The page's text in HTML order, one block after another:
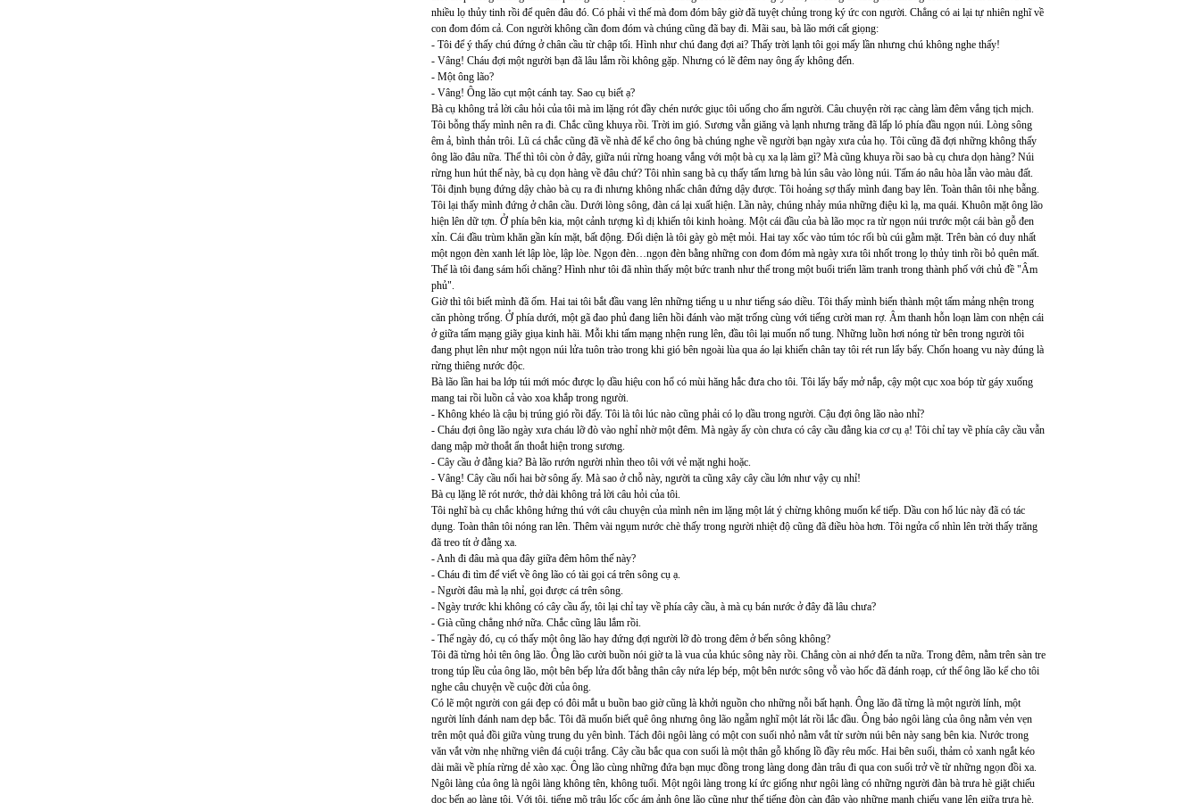
nhiều lọ thủy tinh rồi để quên đâu đó. Có phải vì thế mà đom đóm bây giờ đã tuyệt chủng trong ký ức con người. Chẳng có ai lại tự nhiên nghĩ về
con đom đóm cả. Con người không cần đom đóm và chúng cũng đã bay đi. Mãi sau, bà lão mới cất giọng:
- Tôi để ý thấy chú đứng ở chân cầu từ chập tối. Hình như chú đang đợi ai? Thấy trời lạnh tôi gọi mấy lần nhưng chú không nghe thấy!
- Vâng! Cháu đợi một người bạn đã lâu lắm rồi không gặp. Nhưng có lẽ đêm nay ông ấy không đến.
- Một ông lão?
- Vâng! Ông lão cụt một cánh tay. Sao cụ biết ạ?
Bà cụ không trả lời câu hỏi của tôi mà im lặng rót đầy chén nước giục tôi uống cho ấm người. Câu chuyện rời rạc càng làm đêm vắng tịch mịch.
Tôi bỗng thấy mình nên ra đi. Chắc cũng khuya rồi. Trời im gió. Sương vẫn giăng và lạnh nhưng trăng đã lấp ló phía đầu ngọn núi. Lòng sông
êm ả, bình thản trôi. Lũ cá chắc cũng đã về nhà để kể cho ông bà chúng nghe về người bạn ngày xưa của họ. Tôi cũng đã đợi những không thấy
ông lão đâu nữa. Thế thì tôi còn ở đây, giữa núi rừng hoang vắng với một bà cụ xa lạ làm gì? Mà cũng khuya rồi sao bà cụ chưa dọn hàng? Núi
rừng hun hút thế này, bà cụ dọn hàng về đâu chứ? Tôi nhìn sang bà cụ thấy tấm lưng bà lún sâu vào lòng núi. Tấm áo nâu hòa lẫn vào màu đất.
Tôi định bụng đứng dậy chào bà cụ ra đi nhưng không nhấc chân đứng dậy được. Tôi hoảng sợ thấy mình đang bay lên. Toàn thân tôi nhẹ bẫng.
Tôi lại thấy mình đứng ở chân cầu. Dưới lòng sông, đàn cá lại xuất hiện. Lần này, chúng nhảy múa những điệu kì lạ, ma quái. Khuôn mặt ông lão
hiện lên dữ tợn. Ở phía bên kia, một cảnh tượng kì dị khiến tôi kinh hoàng. Một cái đầu của bà lão mọc ra từ ngọn núi trước một cái bàn gỗ đen
xỉn. Cái đầu trùm khăn gần kín mặt, bất động. Đối diện là tôi gày gò mệt mỏi. Hai tay xốc vào túm tóc rối bù cúi gằm mặt. Trên bàn có duy nhất
một ngọn đèn xanh lét lập lòe, lập lòe. Ngọn đèn…ngọn đèn bằng những con đom đóm mà ngày xưa tôi nhốt trong lọ thủy tinh rồi bỏ quên mất.
Thế là tôi đang sám hối chăng? Hình như tôi đã nhìn thấy một bức tranh như thế trong một buổi triển lãm tranh trong thành phố với chủ đề "Âm
phủ".
Giờ thì tôi biết mình đã ốm. Hai tai tôi bắt đầu vang lên những tiếng u u như tiếng sáo diều. Tôi thấy mình biến thành một tấm mảng nhện trong
căn phòng trống. Ở phía dưới, một gã đao phủ đang liên hồi đánh vào mặt trống cùng với tiếng cười man rợ. Âm thanh hỗn loạn làm con nhện cái
ở giữa tấm mạng giãy giụa kinh hãi. Mỗi khi tấm mạng nhện rung lên, đầu tôi lại muốn nổ tung. Những luồn hơi nóng từ bên trong người tôi
đang phụt lên như một ngọn núi lửa tuôn trào trong khi gió bên ngoài lùa qua áo lại khiến chân tay tôi rét run lẩy bẩy. Chốn hoang vu này đúng là
rừng thiêng nước độc.
Bà lão lần hai ba lớp túi mới móc được lọ dầu hiệu con hổ có mùi hăng hắc đưa cho tôi. Tôi lẩy bẩy mở nắp, cậy một cục xoa bóp từ gáy xuống
mang tai rồi luồn cả vào xoa khắp trong người.
- Không khéo là cậu bị trúng gió rồi đấy. Tôi là tôi lúc nào cũng phải có lọ dầu trong người. Cậu đợi ông lão nào nhỉ?
- Cháu đợi ông lão ngày xưa cháu lỡ đò vào nghỉ nhờ một đêm. Mà ngày ấy còn chưa có cây cầu đằng kia cơ cụ ạ! Tôi chỉ tay về phía cây cầu vẫn
dang mập mờ thoắt ẩn thoắt hiện trong sương.
- Cây cầu ở đằng kia? Bà lão rướn người nhìn theo tôi với vẻ mặt nghi hoặc.
- Vâng! Cây cầu nối hai bờ sông ấy. Mà sao ở chỗ này, người ta cũng xây cây cầu lớn như vậy cụ nhỉ!
Bà cụ lặng lẽ rót nước, thở dài không trả lời câu hỏi của tôi.
Tôi nghĩ bà cụ chắc không hứng thú với câu chuyện của mình nên im lặng một lát ý chừng không muốn kể tiếp. Dầu con hổ lúc này đã có tác
dụng. Toàn thân tôi nóng ran lên. Thêm vài ngụm nước chè thấy trong người nhiệt độ cũng đã điều hòa hơn. Tôi ngửa cổ nhìn lên trời thấy trăng
đã treo tít ở đằng xa.
- Anh đi đâu mà qua đây giữa đêm hôm thế này?
- Cháu đi tìm để viết về ông lão có tài gọi cá trên sông cụ ạ.
- Người đâu mà lạ nhỉ, gọi được cá trên sông.
- Ngày trước khi không có cây cầu ấy, tôi lại chỉ tay về phía cây cầu, à mà cụ bán nước ở đây đã lâu chưa?
- Già cũng chẳng nhớ nữa. Chắc cũng lâu lắm rồi.
- Thế ngày đó, cụ có thấy một ông lão hay đứng đợi người lỡ đò trong đêm ở bến sông không?
Tôi đã từng hỏi tên ông lão. Ông lão cười buồn nói giờ ta là vua của khúc sông này rồi. Chẳng còn ai nhớ đến ta nữa. Trong đêm, nằm trên sàn tre
trong túp lều của ông lão, một bên bếp lửa đốt bằng thân cây nứa lép bép, một bên nước sông vỗ vào hốc đã đánh roạp, cứ thế ông lão kể cho tôi
nghe câu chuyện về cuộc đời của ông.
Có lẽ một người con gái đẹp có đôi mắt u buồn bao giờ cũng là khởi nguồn cho những nỗi bất hạnh. Ông lão đã từng là một người lính, một
người lính đánh nam dẹp bắc. Tôi đã muốn biết quê ông nhưng ông lão ngẫm nghĩ một lát rồi lắc đầu. Ông bảo ngôi làng của ông nằm vẻn vẹn
trên một quả đồi giữa vùng trung du yên bình. Tách đôi ngôi làng có một con suối nhỏ nằm vắt từ sườn núi bên này sang bên kia. Nước trong
văn vắt vờn nhẹ những viên đá cuội trắng. Cây cầu bắc qua con suối là một thân gỗ khổng lồ đầy rêu mốc. Hai bên suối, thảm cỏ xanh ngắt kéo
dài mãi về phía rừng dẻ xào xạc. Ông lão cùng những đứa bạn mục đồng trong làng dong đàn trâu đi qua con suối trở về từ những ngọn đồi xa.
Ngôi làng của ông là ngôi làng không tên, không tuổi. Một ngôi làng trong kí ức giống như ngôi làng có những người đàn bà trưa hè giặt chiếu
dọc bến ao làng tôi. Với tôi, tiếng mõ trâu lốc cốc ám ảnh ông lão cũng như thế tiếng đòn càn đập vào những manh chiếu vang lên giữa trưa hè.